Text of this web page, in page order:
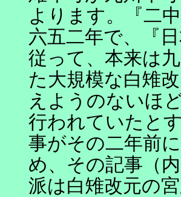
よります。『二
六五二年で、『
従って、本来は
た大規模な白雉
えようのないほ
行われていたと
事がその二年前
め、その記事（
派は白雉改元の